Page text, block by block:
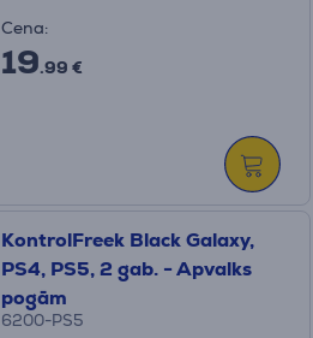
Cena:
19.99 €
KontrolFreek Black Galaxy,
PS4, PS5, 2 gab. - Apvalks
pogām
6200-PS5